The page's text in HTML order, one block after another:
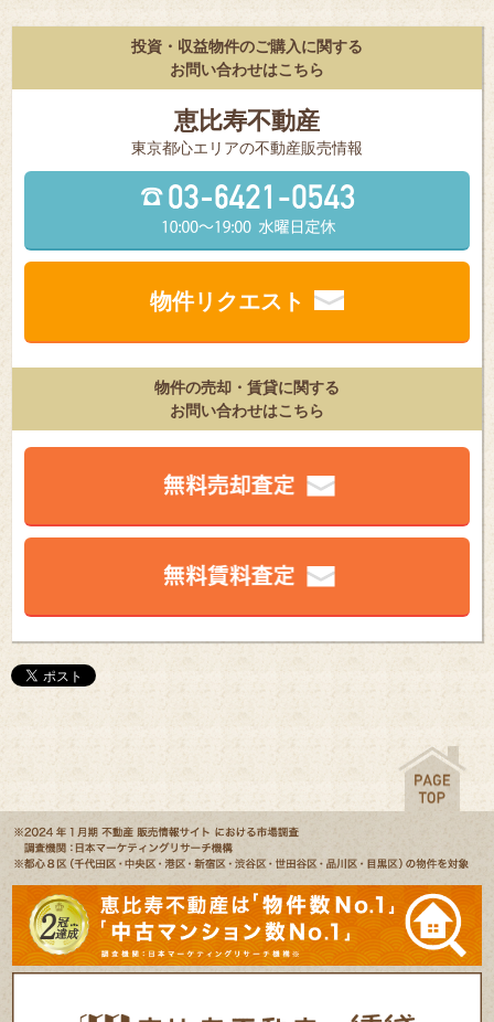
投資・収益物件のご購入に関する
お問い合わせはこちら
恵比寿不動産
東京都⼼エリアの不動産販売情報
物件リクエスト
物件の売却・賃貸に関する
お問い合わせはこちら